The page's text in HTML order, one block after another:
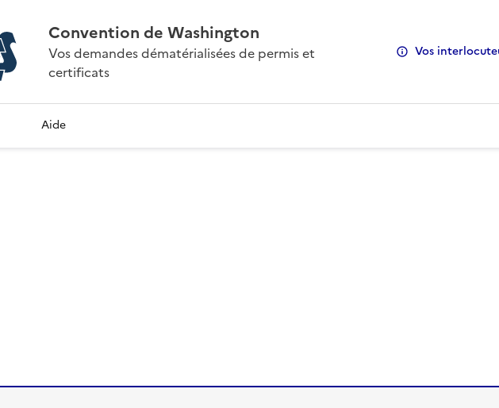
Convention de Washington
Vos demandes dématérialisées de permis et
certificats
Vos
Aide